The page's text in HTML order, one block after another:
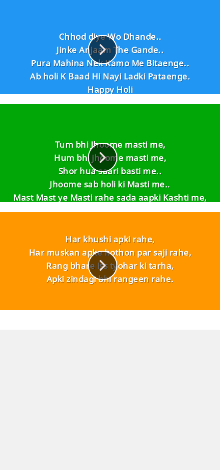
Chhod diye Wo Dhande..
Jinke Anjaam The Gande..
Pura Mahina Nek Kamo Me Bitaenge..
Ab holi K Baad Hi Nayi Ladki Pataenge.
Happy Holi
Tum bhi Jhoome masti me,
Hum bhi jhoome masti me,
Shor hua saari basti me..
Jhoome sab holi ki Masti me..
Mast Mast ye Masti rahe sada aapki Kashti me,
Beet Gayi HOLI fir bhi..
Har khushi apki rahe,
Har muskan apke hothon par saji rahe,
Rang bhare iss tyohar ki tarha,
Apki zindagi bhi rangeen rahe.